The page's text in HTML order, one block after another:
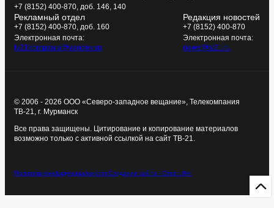
+7 (8152) 400-870, доб. 146, 140
Рекламный отдел
+7 (8152) 400-870, доб. 160
Электронная почта:
tv21kompania@yandex.ru
Редакция новостей
+7 (8152) 400-870
Электронная почта:
news@tv21.ru
© 2006 - 2026 ООО «Северо-западное вещание», Телекомпания
ТВ-21, г. Мурманск
Все права защищены. Цитирование и копирование материалов
возможно только с активной ссылкой на сайт ТВ-21.
Политика конфиденциальностиСоздание сайта - Старт Икс